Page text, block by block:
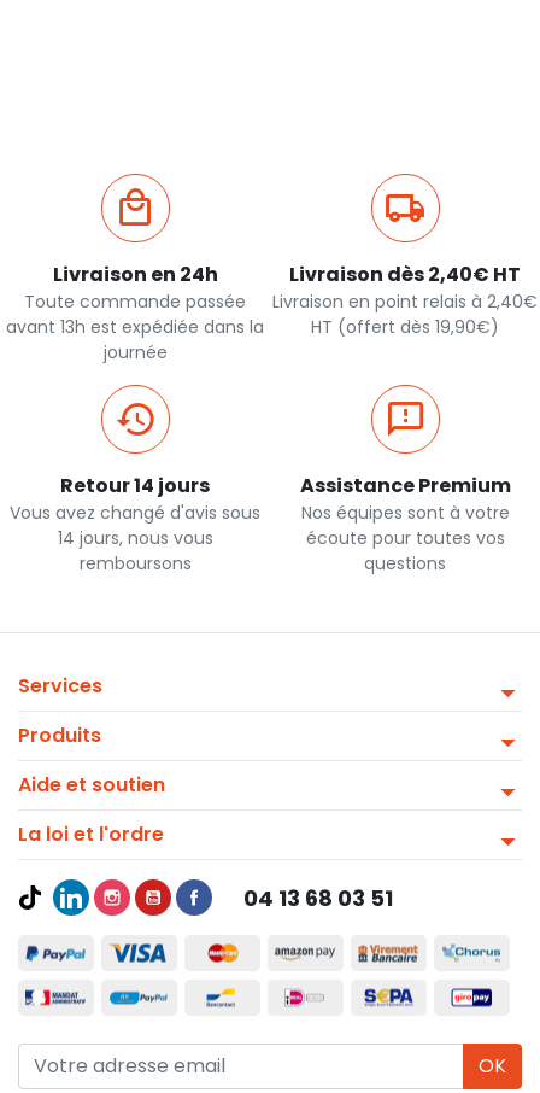
Livraison en 24h
Toute commande passée
avant 13h est expédiée dans la
journée
Livraison dès 2,40€ HT
Livraison en point relais à 2,40€
HT (offert dès 19,90€)
Retour 14 jours
Vous avez changé d'avis sous
14 jours, nous vous
remboursons
Assistance Premium
Nos équipes sont à votre
écoute pour toutes vos
questions
Services
Produits
Aide et soutien
La loi et l'ordre
04 13 68 03 51
OK